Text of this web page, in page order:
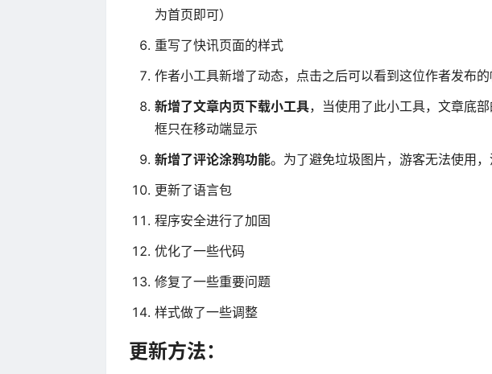
为首页即可）
重写了快讯页面的样式
作者小工具新增了动态，点击之后可以看到这位作者发布
新增了文章内页下载小工具，当使用了此小工具，文章底
框只在移动端显示
新增了评论涂鸦功能。为了避免垃圾图片，游客无法使用
更新了语言包
程序安全进行了加固
优化了一些代码
修复了一些重要问题
样式做了一些调整
更新方法：